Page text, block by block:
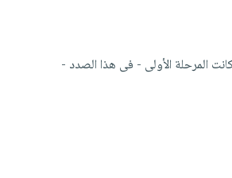
المرحلة الأولى - فى هذا الصدد -